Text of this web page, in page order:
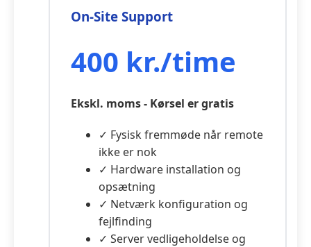
On-Site Support
400 kr./time
Ekskl. moms - Kørsel er gratis
✓ Fysisk fremmøde når remote
ikke er nok
✓ Hardware installation og
opsætning
✓ Netværk konfiguration og
fejlfinding
✓ Server vedligeholdelse og